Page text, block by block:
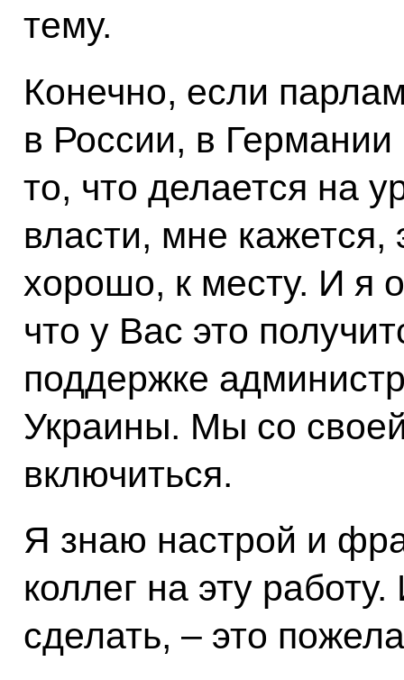
тему.
Конечно, если
в России, в
то, что делается на
власти, мне
хорошо, к месту. И я
что у Вас это
поддержке
Украины. Мы со
включиться.
Я знаю настрой и
коллег на эту
сделать, – это